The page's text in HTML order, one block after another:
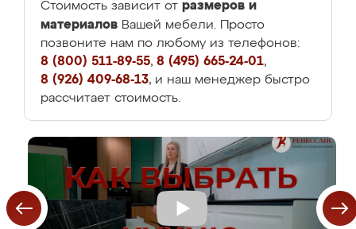
Стоимость зависит от размеров и
материалов Вашей мебели. Просто
позвоните нам по любому из телефонов:
8 (800) 511-89-55, 8 (495) 665-24-01,
8 (926) 409-68-13, и наш менеджер быстро
рассчитает стоимость.